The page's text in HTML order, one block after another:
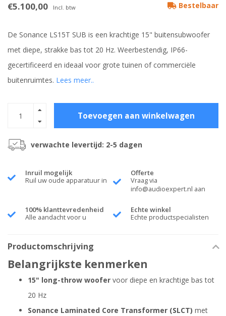
€5.100,00 Incl. btw Bestelbaar
De Sonance LS15T SUB is een krachtige 15" buitensubwoofer
met diepe, strakke bas tot 20 Hz. Weerbestendig, IP66-
gecertificeerd en ideaal voor grote tuinen of commerciële
buitenruimtes. Lees meer..
Toevoegen aan winkelwagen
verwachte levertijd: 2-5 dagen
Inruil mogelijk
Ruil uw oude apparatuur in
Offerte
Vraag via
info@audioexpert.nl aan
100% klanttevredenheid
Alle aandacht voor u
Echte winkel
Echte productspecialisten
Productomschrijving
Belangrijkste kenmerken
15" long-throw woofer voor diepe en krachtige bas tot
20 Hz
Sonance Laminated Core Transformer (SLCT) met